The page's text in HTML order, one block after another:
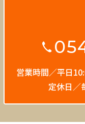
営業時間／平日
定休日／